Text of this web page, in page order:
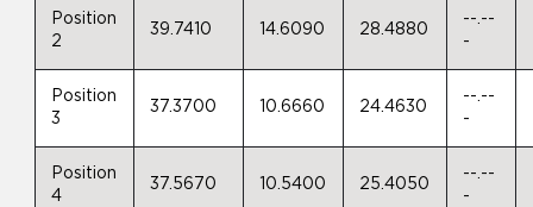
Position
2
39.7410 14.6090 28.4880
--.--
-
Position
3
37.3700 10.6660 24.4630
--.--
-
Position
4
37.5670 10.5400 25.4050
--.--
-